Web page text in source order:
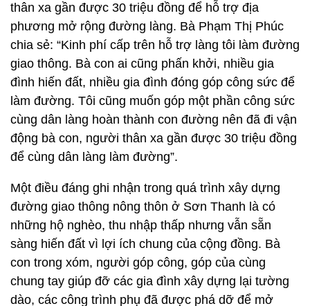
thân xa gần được 30 triệu đồng để hỗ trợ địa
phương mở rộng đường làng. Bà Phạm Thị Phúc
chia sẻ: “Kinh phí cấp trên hỗ trợ làng tôi làm đường
giao thông. Bà con ai cũng phấn khởi, nhiều gia
đình hiến đất, nhiều gia đình đóng góp công sức để
làm đường. Tôi cũng muốn góp một phần công sức
cùng dân làng hoàn thành con đường nên đã đi vận
động bà con, người thân xa gần được 30 triệu đồng
để cùng dân làng làm đường”.
Một điều đáng ghi nhận trong quá trình xây dựng
đường giao thông nông thôn ở Sơn Thanh là có
những hộ nghèo, thu nhập thấp nhưng vẫn sẵn
sàng hiến đất vì lợi ích chung của cộng đồng. Bà
con trong xóm, người góp công, góp của cùng
chung tay giúp đỡ các gia đình xây dựng lại tường
dào, các công trình phụ đã được phá dỡ để mở